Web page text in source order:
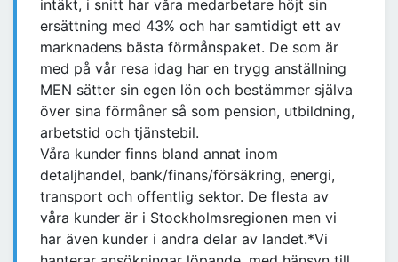
intäkt, i snitt har våra medarbetare höjt sin
ersättning med 43% och har samtidigt ett av
marknadens bästa förmånspaket. De som är
med på vår resa idag har en trygg anställning
MEN sätter sin egen lön och bestämmer själva
över sina förmåner så som pension, utbildning,
arbetstid och tjänstebil.
Våra kunder finns bland annat inom
detaljhandel, bank/finans/försäkring, energi,
transport och offentlig sektor. De flesta av
våra kunder är i Stockholmsregionen men vi
har även kunder i andra delar av landet.*Vi